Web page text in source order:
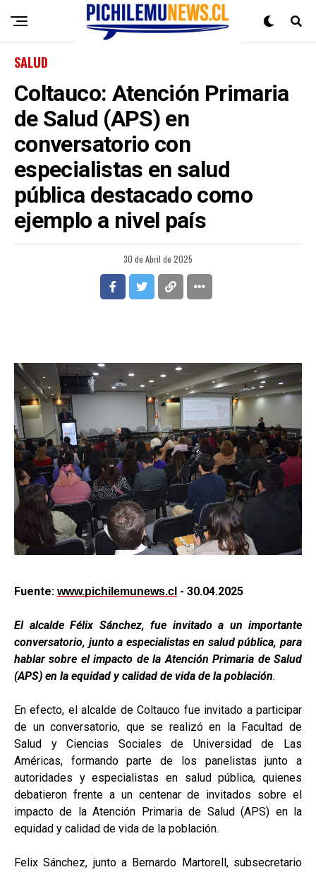
SALUD
Coltauco: Atención Primaria
de Salud (APS) en
conversatorio con
especialistas en salud
pública destacado como
ejemplo a nivel país
30 de Abril de 2025
Fuente: www.pichilemunews.cl - 30.04.2025
El alcalde Félix Sánchez, fue invitado a un importante
conversatorio, junto a especialistas en salud pública, para
hablar sobre el impacto de la Atención Primaria de Salud
(APS) en la equidad y calidad de vida de la población.
En efecto, el alcalde de Coltauco fue invitado a participar
de un conversatorio, que se realizó en la Facultad de
Salud y Ciencias Sociales de Universidad de Las
Américas, formando parte de los panelistas junto a
autoridades y especialistas en salud pública, quienes
debatieron frente a un centenar de invitados sobre el
impacto de la Atención Primaria de Salud (APS) en la
equidad y calidad de vida de la población.
Felix Sánchez, junto a Bernardo Martorell, subsecretario